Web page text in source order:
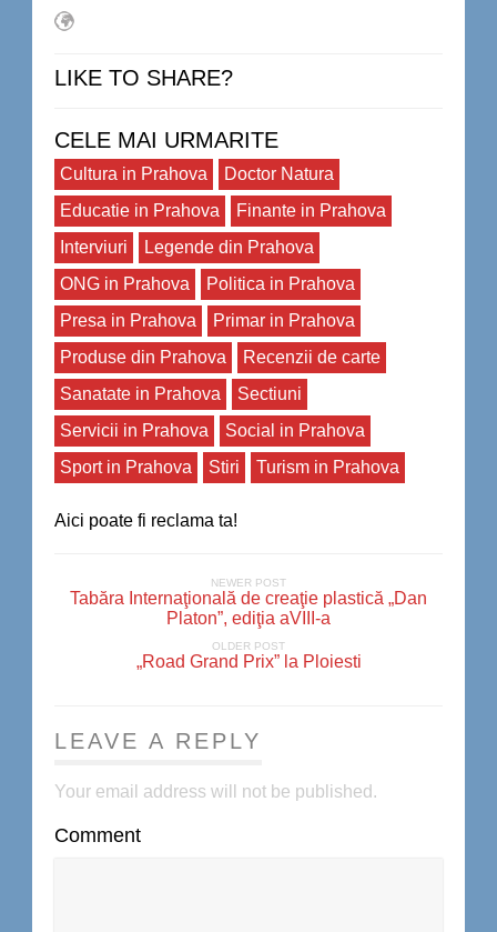
LIKE TO SHARE?
CELE MAI URMARITE
Cultura in Prahova
Doctor Natura
Educatie in Prahova
Finante in Prahova
Interviuri
Legende din Prahova
ONG in Prahova
Politica in Prahova
Presa in Prahova
Primar in Prahova
Produse din Prahova
Recenzii de carte
Sanatate in Prahova
Sectiuni
Servicii in Prahova
Social in Prahova
Sport in Prahova
Stiri Turism in Prahova
Aici poate fi reclama ta!
NEWER POST
Tabăra Internaţională de creaţie plastică „Dan
Platon”, ediţia aVIII-a
OLDER POST
„Road Grand Prix” la Ploiesti
LEAVE A REPLY
Your email address will not be published.
Comment